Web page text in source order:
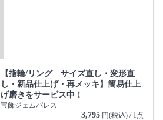
【指輪/リング サイズ直し・変形直
し・新品仕上げ・再メッキ】簡易仕上
げ磨きをサービス中！
宝飾ジェムパレス
3,795 円(税込) / 1点